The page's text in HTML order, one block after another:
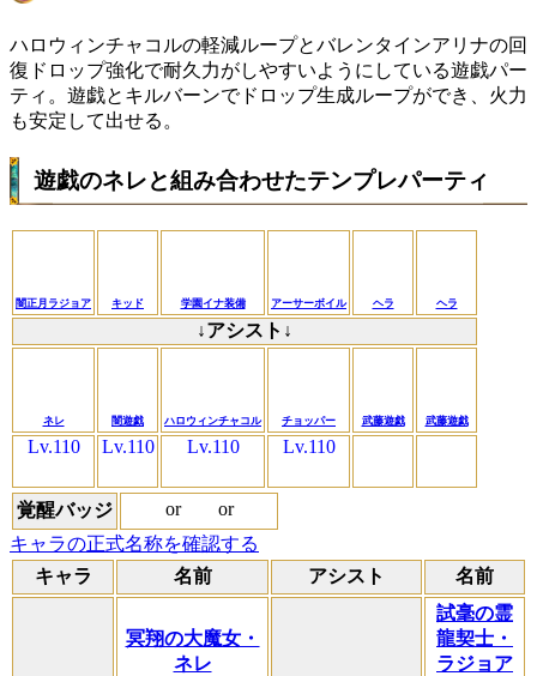
ハロウィンチャコルの軽減ループとバレンタインアリナの回
復ドロップ強化で耐久力がしやすいようにしている遊戯パー
ティ。遊戯とキルバーンでドロップ生成ループができ、火力
も安定して出せる。
遊戯のネレと組み合わせたテンプレパーティ
闇正月ラジョア キッド 学園イナ装備 アーサーボイル ヘラ ヘラ
↓アシスト↓
ネレ 闇遊戯 ハロウィンチャコル チョッパー 武藤遊戯 武藤遊戯
Lv.110 Lv.110 Lv.110 Lv.110
覚醒バッジ or
or
キャラの正式名称を確認する
キャラ
名前 アシスト 名前
冥翔の大魔女・
ネレ
試毫の霊
龍契士・
ラジョア